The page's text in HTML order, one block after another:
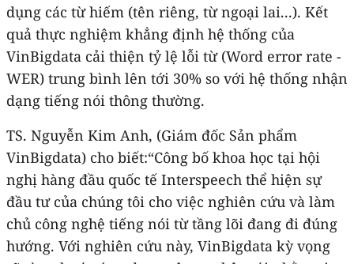
dụng các từ hiếm (tên riêng, từ ngoại lai...). Kết
quả thực nghiệm khẳng định hệ thống của
VinBigdata cải thiện tỷ lệ lỗi từ (Word error rate -
WER) trung bình lên tới 30% so với hệ thống nhận
dạng tiếng nói thông thường.
TS. Nguyễn Kim Anh, (Giám đốc Sản phẩm
VinBigdata) cho biết:“Công bố khoa học tại hội
nghị hàng đầu quốc tế Interspeech thể hiện sự
đầu tư của chúng tôi cho việc nghiên cứu và làm
chủ công nghệ tiếng nói từ tầng lõi đang đi đúng
hướng. Với nghiên cứu này, VinBigdata kỳ vọng